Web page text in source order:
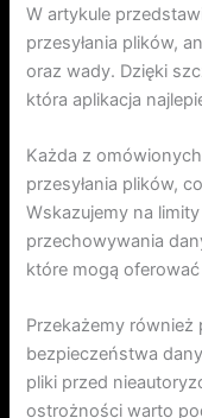
W artykule
przesyłania plików,
oraz wady. Dzięki
która aplikacja
Każda z
przesyłania plików,
Wskazujemy na
przechowywania
które mogą
Przekażemy
bezpieczeństwa
pliki przed
ostrożności warto